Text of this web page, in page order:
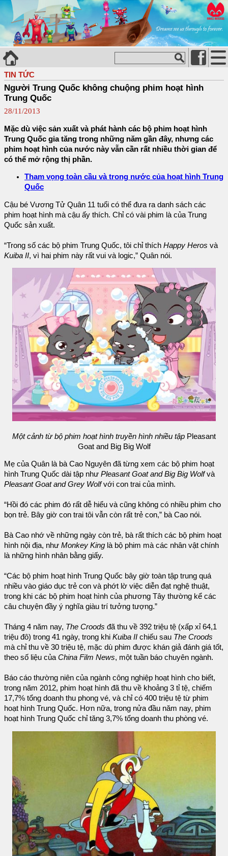
TIN TỨC
Người Trung Quốc không chuộng phim hoạt hình
Trung Quốc
28/11/2013
Mặc dù việc sản xuất và phát hành các bộ phim hoạt hình
Trung Quốc gia tăng trong những năm gần đây, nhưng các
phim hoạt hình của nước này vẫn cần rất nhiều thời gian để
có thể mở rộng thị phần.
Tham vọng toàn cầu và trong nước của hoạt hình Trung
Quốc
Cậu bé Vương Tử Quân 11 tuổi có thể đưa ra danh sách các
phim hoạt hình mà cậu ấy thích. Chỉ có vài phim là của Trung
Quốc sản xuất.
“Trong số các bộ phim Trung Quốc, tôi chỉ thích Happy Heros và
Kuiba II, vì hai phim này rất vui và logic,” Quân nói.
Một cảnh từ bộ phim hoạt hình truyền hình nhiều tập Pleasant
Goat and Big Big Wolf
Mẹ của Quân là bà Cao Nguyên đã từng xem các bộ phim hoạt
hình Trung Quốc dài tập như Pleasant Goat and Big Big Wolfvà
Pleasant Goat and Grey Wolfvới con trai của mình.
“Hồi đó các phim đó rất dễ hiểu và cũng không có nhiều phim cho
bọn trẻ. Bây giờ con trai tôi vẫn còn rất trẻ con,” bà Cao nói.
Bà Cao nhớ về những ngày còn trẻ, bà rất thích các bộ phim hoạt
hình nội địa, như Monkey King là bộ phim mà các nhân vật chính
là những hình nhân bằng giấy.
“Các bộ phim hoạt hình Trung Quốc bây giờ toàn tập trung quá
nhiều vào giáo dục trẻ con và phớt lờ việc diễn đạt nghệ thuật,
trong khi các bộ phim hoạt hình của phương Tây thường kể các
câu chuyện đầy ý nghĩa giàu trí tưởng tượng.”
Tháng 4 năm nay, The Croods đã thu về 392 triệu tệ (xấp xỉ 64,1
triệu đô) trong 41 ngày, trong khi Kuiba II chiếu sau The Croods
mà chỉ thu về 30 triệu tệ, mặc dù phim được khán giả đánh giá tốt,
theo số liệu củaChina Film News, một tuần báo chuyên ngành.
Báo cáo thường niên của ngành công nghiệp hoạt hình cho biết,
trong năm 2012, phim hoạt hình đã thu về khoảng 3 tỉ tệ, chiếm
17,7% tổng doanh thu phong vé, và chỉ có 400 triệu tệ từ phim
hoạt hình Trung Quốc. Hơn nữa, trong nửa đầu năm nay, phim
hoạt hình Trung Quốc chỉ tăng 3,7% tổng doanh thu phòng vé.